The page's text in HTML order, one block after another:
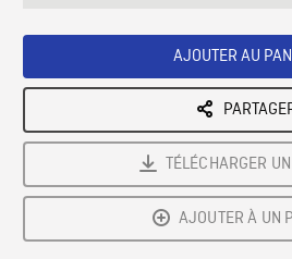
AJOUTER AU
TÉLÉCHARGER
AJOUTER À UN